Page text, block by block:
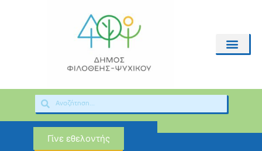
Γίνε εθελοντής